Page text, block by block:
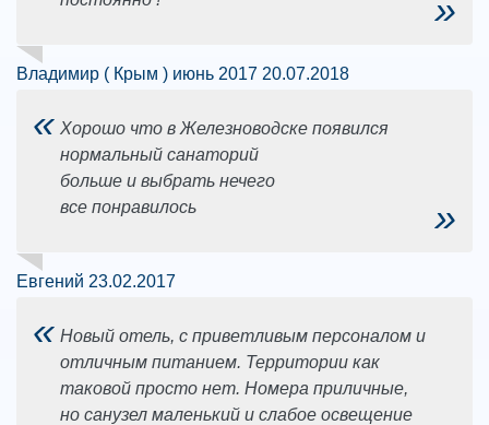
»
Владимир ( Крым ) июнь 2017 20.07.2018
« Хорошо что в Железноводске появился
нормальный санаторий
больше и выбрать нечего
все понравилось
»
Евгений 23.02.2017
« Новый отель, с приветливым персоналом и
отличным питанием. Территории как
таковой просто нет. Номера приличные,
но санузел маленький и слабое освещение